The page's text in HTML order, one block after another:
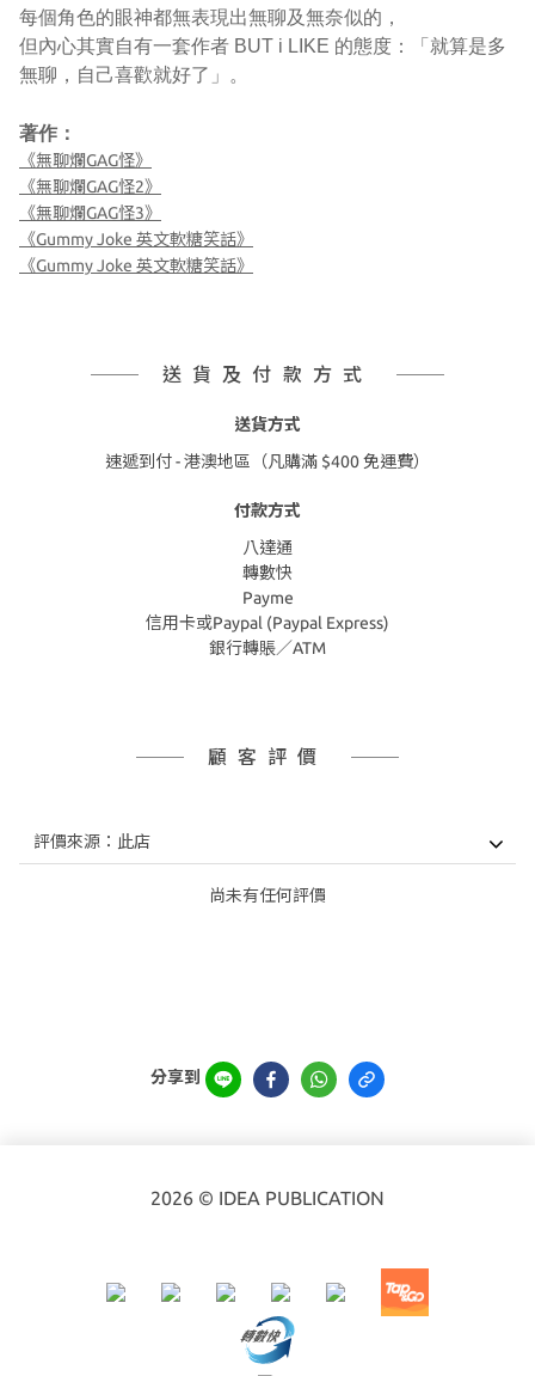
每個角色的眼神都無表現出無聊及無奈似的，
但內心其實自有一套作者 BUT i LIKE 的態度：「就算是多
無聊，自己喜歡就好了」。
著作：
《無聊爛GAG怪》
《無聊爛GAG怪2》
《無聊爛GAG怪3》
《Gummy Joke 英文軟糖笑話》
《Gummy Joke 英文軟糖笑話》
送貨及付款方式
送貨方式
速遞到付 - 港澳地區（凡購滿 $400 免運費）
付款方式
八達通
轉數快
Payme
信用卡或Paypal (Paypal Express)
銀行轉賬／ATM
顧客評價
尚未有任何評價
分享到
2026 © IDEA PUBLICATION